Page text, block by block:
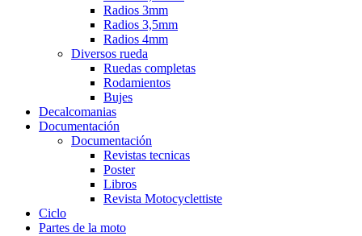
Radios 3mm
Radios 3,5mm
Radios 4mm
Diversos rueda
Ruedas completas
Rodamientos
Bujes
Decalcomanias
Documentación
Documentación
Revistas tecnicas
Poster
Libros
Revista Motocyclettiste
Ciclo
Partes de la moto